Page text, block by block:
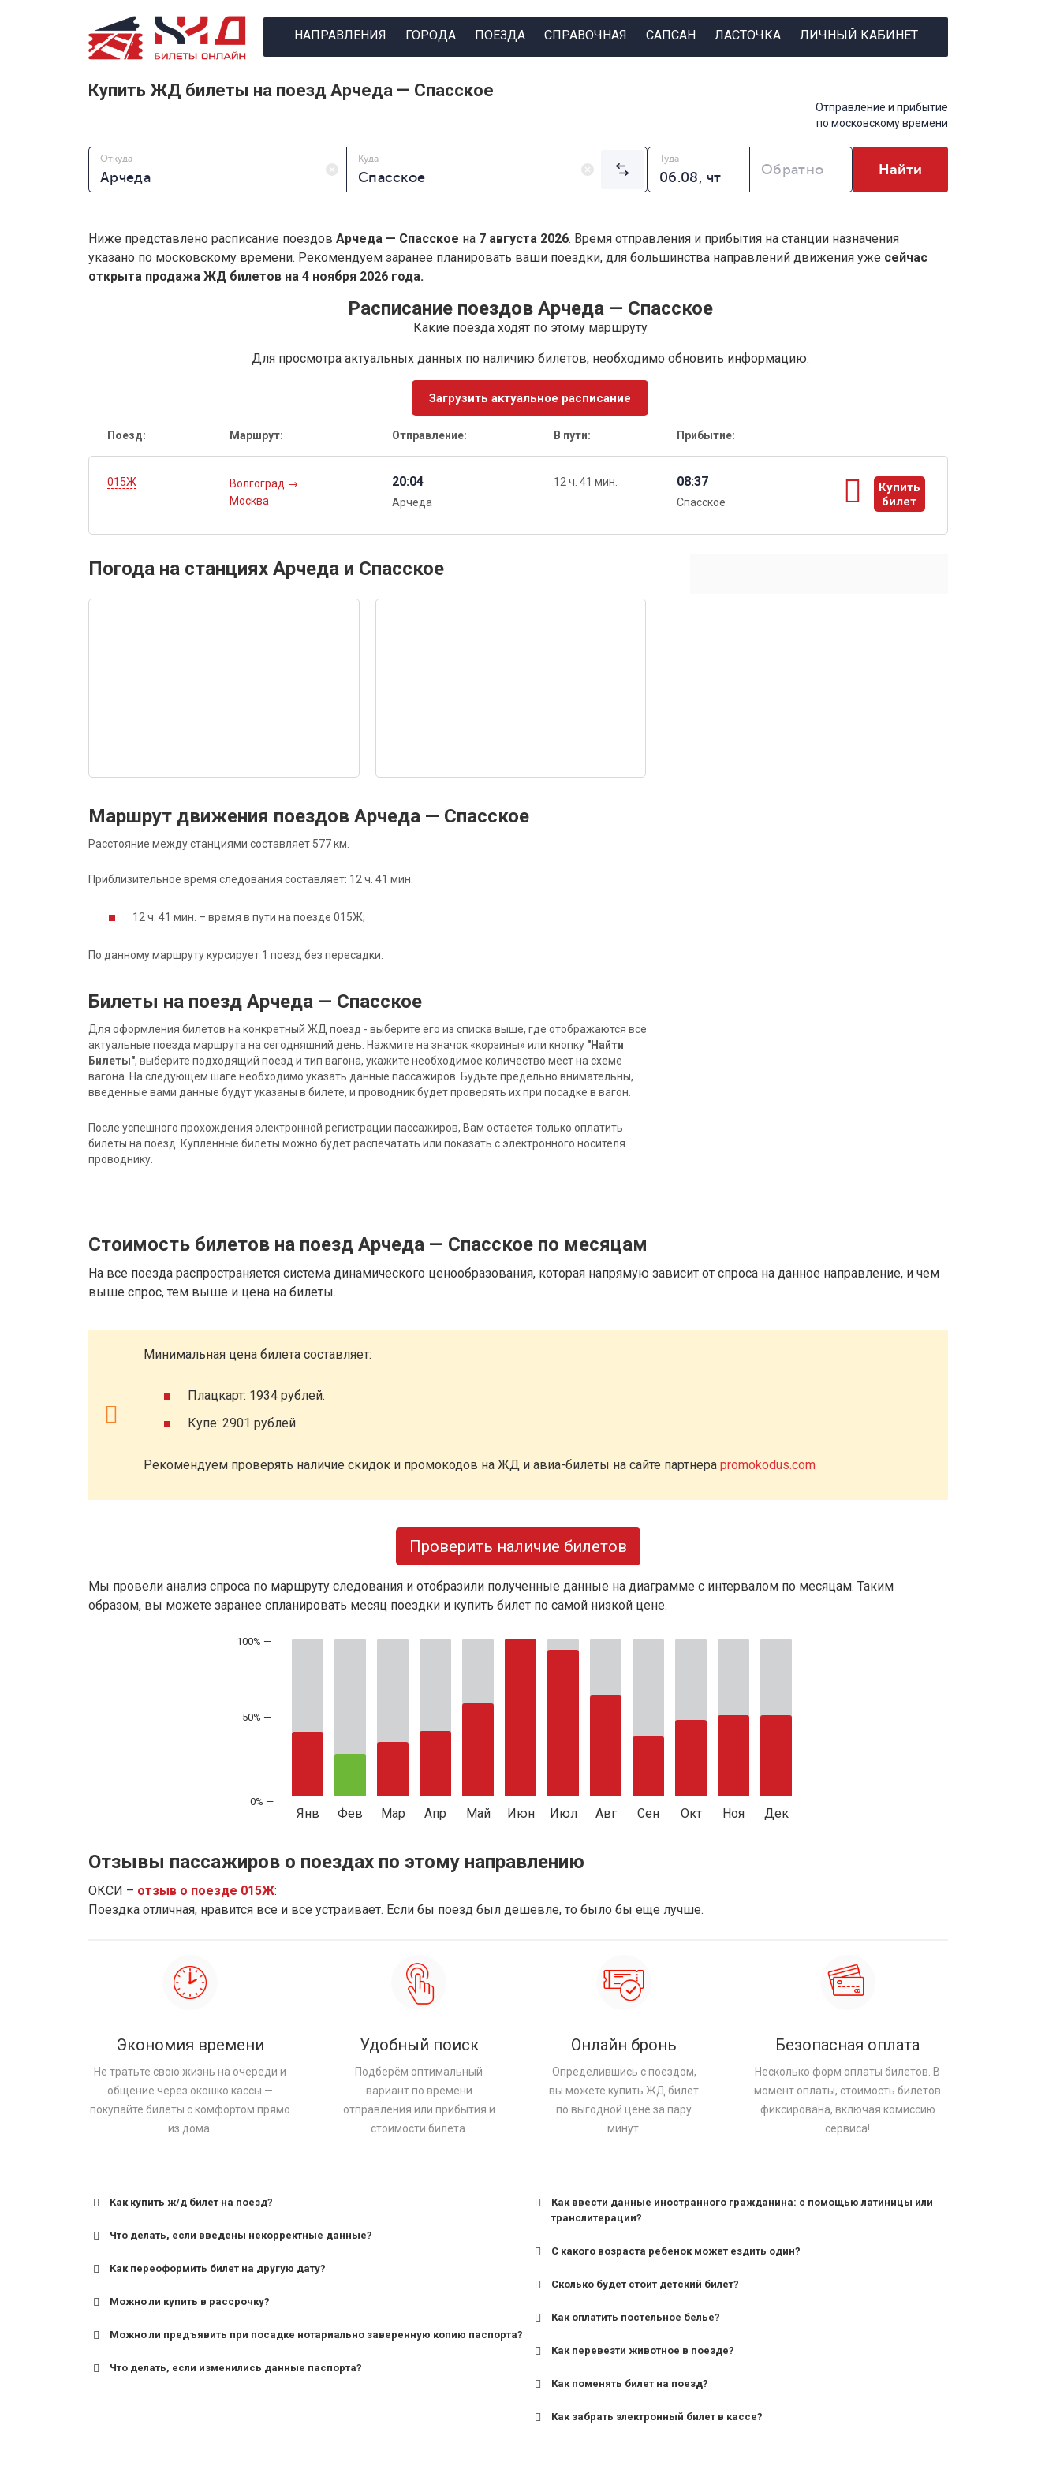
НАПРАВЛЕНИЯ ГОРОДА ПОЕЗДА СПРАВОЧНАЯ САПСАН ЛАСТОЧКА ЛИЧНЫЙ КАБИНЕТ
Купить ЖД билеты на поезд Арчеда — Спасское
Отправление и прибытие
по московскому времени
Откуда Куда Туда
Обратно Найти
Ниже представлено расписание поездов Арчеда — Спасское на 7 августа 2026. Время отправления и прибытия на станции назначения
указано по московскому времени. Рекомендуем заранее планировать ваши поездки, для большинства направлений движения уже сейчас
открыта продажа ЖД билетов на 4 ноября 2026 года.
Расписание поездов Арчеда — Спасское
Какие поезда ходят по этому маршруту
Для просмотра актуальных данных по наличию билетов, необходимо обновить информацию:
Загрузить актуальное расписание
Поезд: Маршрут: Отправление: В пути: Прибытие:
015Ж Волгоград →
Москва
20:04
Арчеда
12 ч. 41 мин. 08:37
Спасское
Купить
билет
ы
Погода на станциях Арчеда и Спасское
Маршрут движения поездов Арчеда — Спасское
Расстояние между станциями составляет 577 км.
Приблизительное время следования составляет: 12 ч. 41 мин.
12 ч. 41 мин. – время в пути на поезде 015Ж;
По данному маршруту курсирует 1 поезд без пересадки.
Билеты на поезд Арчеда — Спасское
Для оформления билетов на конкретный ЖД поезд - выберите его из списка выше, где отображаются все
актуальные поезда маршрута на сегодняшний день. Нажмите на значок «корзины» или кнопку "Найти
Билеты", выберите подходящий поезд и тип вагона, укажите необходимое количество мест на схеме
вагона. На следующем шаге необходимо указать данные пассажиров. Будьте предельно внимательны,
введенные вами данные будут указаны в билете, и проводник будет проверять их при посадке в вагон.
После успешного прохождения электронной регистрации пассажиров, Вам остается только оплатить
билеты на поезд. Купленные билеты можно будет распечатать или показать с электронного носителя
проводнику.
Стоимость билетов на поезд Арчеда — Спасское по месяцам
На все поезда распространяется система динамического ценообразования, которая напрямую зависит от спроса на данное направление, и чем
выше спрос, тем выше и цена на билеты.
Минимальная цена билета составляет:
Плацкарт: 1934 рублей.
Купе: 2901 рублей.
Рекомендуем проверять наличие скидок и промокодов на ЖД и авиа-билеты на сайте партнера promokodus.com
Проверить наличие билетов
Мы провели анализ спроса по маршруту следования и отобразили полученные данные на диаграмме с интервалом по месяцам. Таким
образом, вы можете заранее спланировать месяц поездки и купить билет по самой низкой цене.
50% —
Янв Фев Мар Апр Май Июн Июл Авг Сен Окт Ноя Дек
Отзывы пассажиров о поездах по этому направлению
ОКСИ – отзыв о поезде 015Ж:
Поездка отличная, нравится все и все устраивает. Если бы поезд был дешевле, то было бы еще лучше.
Экономия времени
Не тратьте свою жизнь на очереди и
общение через окошко кассы —
покупайте билеты с комфортом прямо
из дома.
Удобный поиск
Подберём оптимальный
вариант по времени
отправления или прибытия и
стоимости билета.
Онлайн бронь
Определившись с поездом,
вы можете купить ЖД билет
по выгодной цене за пару
минут.
Безопасная оплата
Несколько форм оплаты билетов. В
момент оплаты, стоимость билетов
фиксирована, включая комиссию
сервиса!
Как купить ж/д билет на поезд?
Что делать, если введены некорректные данные?
Как переоформить билет на другую дату?
Можно ли купить в рассрочку?
Можно ли предъявить при посадке нотариально заверенную копию паспорта?
Что делать, если изменились данные паспорта?
Как ввести данные иностранного гражданина: с помощью латиницы или
транслитерации?
С какого возраста ребенок может ездить один?
для поездов дальнего следования — от 10 лет и старше;
Сколько будет стоит детский билет?
Как оплатить постельное белье?
Как перевезти животное в поезде?
Как поменять билет на поезд?
Как забрать электронный билет в кассе?